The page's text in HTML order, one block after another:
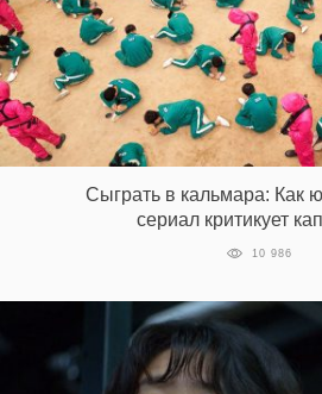
Сыграть в кальмара: Как
сериал критикует
10 986